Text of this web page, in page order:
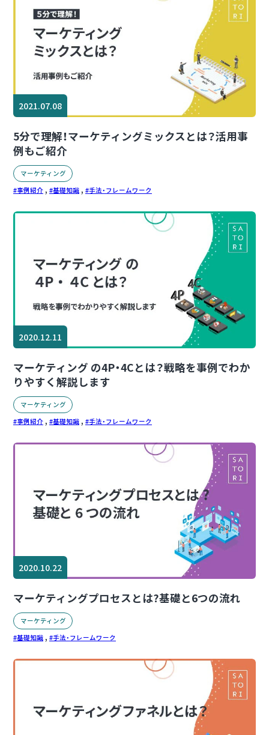
2021.07.08
5分で理解！マーケティングミックスとは？活用事
例もご紹介
マーケティング
事例紹介 , 基礎知識 , 手法・フレームワーク
2020.12.11
マーケティング の4P・4Cとは？戦略を事例でわか
りやすく解説します
マーケティング
事例紹介 , 基礎知識 , 手法・フレームワーク
2020.10.22
マーケティングプロセスとは?基礎と6つの流れ
マーケティング
基礎知識 , 手法・フレームワーク